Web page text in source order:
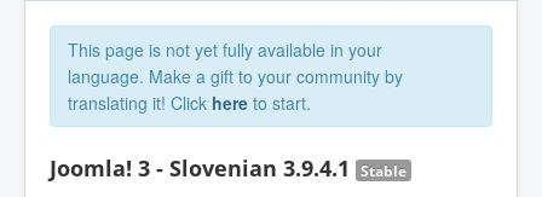
This page is not yet fully available in your
language. Make a gift to your community by
translating it! Click here to start.
Joomla! 3 - Slovenian 3.9.4.1 Stable